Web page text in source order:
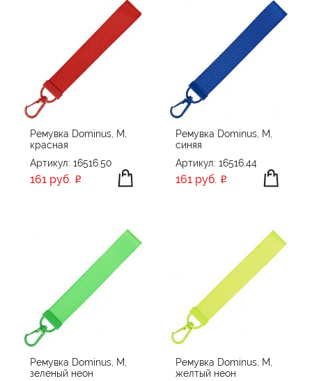
Ремувка Dominus, М,
красная
Артикул: 16516.50
161 руб.
Ремувка Dominus, М,
синяя
Артикул: 16516.44
161 руб.
Ремувка Dominus, М,
зеленый неон
Ремувка Dominus, М,
желтый неон